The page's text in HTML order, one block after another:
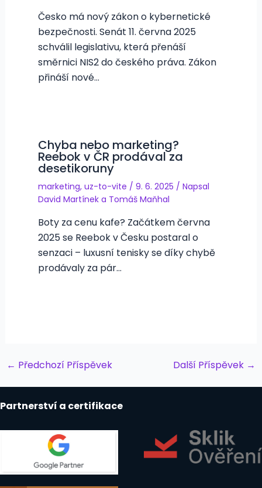
Česko má nový zákon o kybernetické
bezpečnosti. Senát 11. června 2025
schválil legislativu, která přenáší
směrnici NIS2 do českého práva. Zákon
přináší nové…
Chyba nebo marketing?
Reebok v ČR prodával za
desetikoruny
marketing, uz-to-vite / 9. 6. 2025 / Napsal
David Martíneka Tomáš Maňhal
Boty za cenu kafe? Začátkem června
2025 se Reebok v Česku postaral o
senzaci – luxusní tenisky se díky chybě
prodávaly za pár…
Post
← Předchozí Příspěvek Další Příspěvek →
Partnerství a certifikace